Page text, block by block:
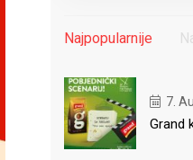
Najpopularnije
7.
Grand